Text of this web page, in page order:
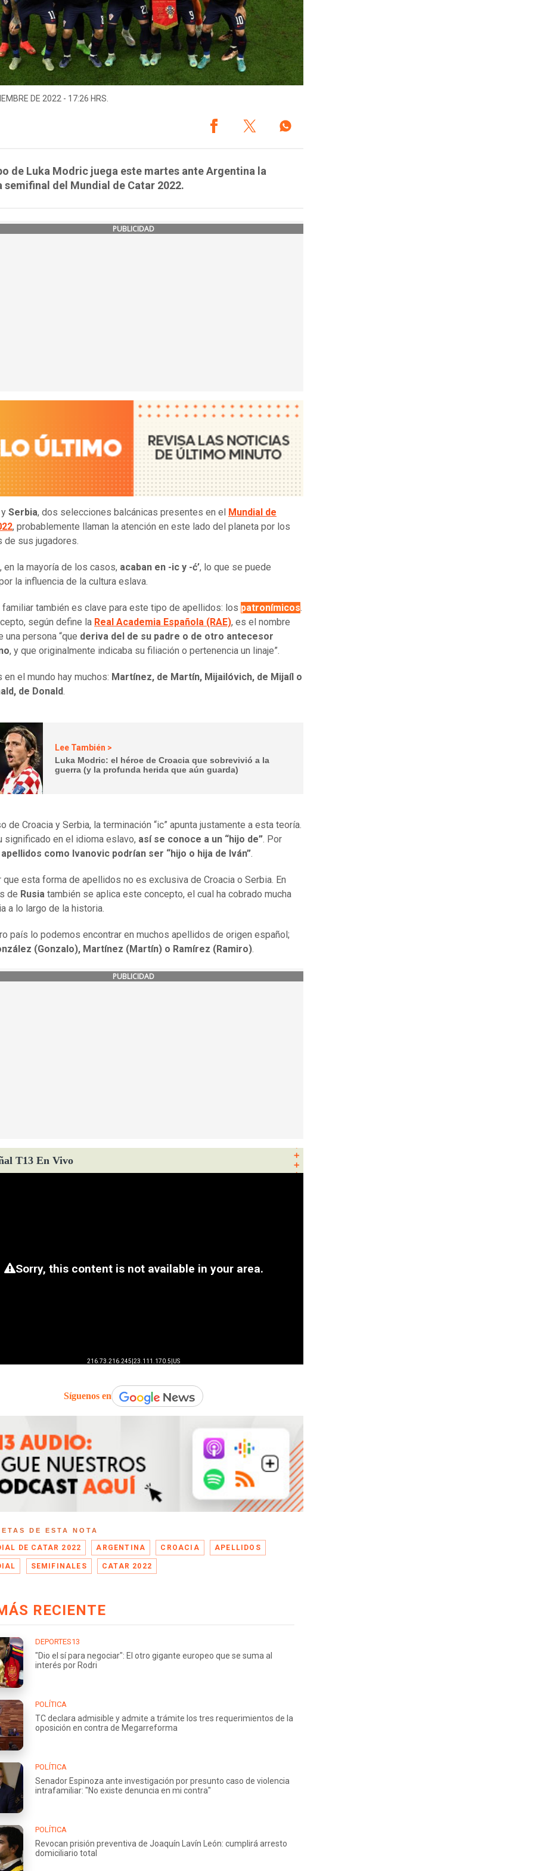
DE 2022 - 17:26 HRS.
de Luka Modric juega este martes ante Argentina la
semifinal del Mundial de Catar 2022.
PUBLICIDAD
Serbia, dos selecciones balcánicas presentes en el
Mundial de
, probablemente llaman la atención en este lado del planeta por los
de sus jugadores.
en la mayoría de los casos, acaban en -ic y -ć’, lo que se puede
la influencia de la cultura eslava.
familiar también es clave para este tipo de apellidos: los patronímicos.
según define la Real Academia Española (RAE), es el nombre
una persona “que deriva del de su padre o de otro antecesor
, y que originalmente indicaba su filiación o pertenencia un linaje”.
en el mundo hay muchos: Martínez, de Martín, Mijailóvich, de Mijaíl o
de Donald.
Lee También >
Luka Modric: el héroe de Croacia que sobrevivió a la
guerra (y la profunda herida que aún guarda)
de Croacia y Serbia, la terminación “ic” apunta justamente a esta teoría.
significado en el idioma eslavo, así se conoce a un “hijo de”. Por
apellidos como Ivanovic podrían ser “hijo o hija de Iván”.
que esta forma de apellidos no es exclusiva de Croacia o Serbia. En
de Rusia también se aplica este concepto, el cual ha cobrado mucha
a lo largo de la historia.
país lo podemos encontrar en muchos apellidos de origen español;
(Gonzalo), Martínez (Martín) o Ramírez (Ramiro).
PUBLICIDAD
T13 En Vivo
Síguenos en
DE ESTA NOTA
DE CATAR 2022 ARGENTINA CROACIA APELLIDOS
SEMIFINALES CATAR 2022
RECIENTE
DEPORTES13
"Dio el sí para negociar": El otro gigante europeo que se suma al
interés por Rodri
POLÍTICA
TC declara admisible y admite a trámite los tres requerimientos de la
oposición en contra de Megarreforma
POLÍTICA
Senador Espinoza ante investigación por presunto caso de violencia
intrafamiliar: "No existe denuncia en mi contra"
POLÍTICA
Revocan prisión preventiva de Joaquín Lavín León: cumplirá arresto
domiciliario total